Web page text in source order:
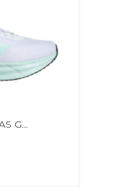
BUTY DAMSKIE ADIDAS GALAXY 7 RUNNING JQ2610